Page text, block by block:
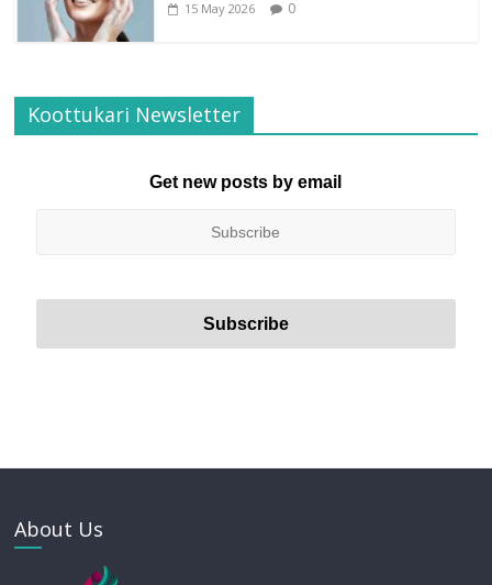
15 May 2026 0
Koottukari Newsletter
Get new posts by email
About Us